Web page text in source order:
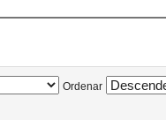
Ordenar